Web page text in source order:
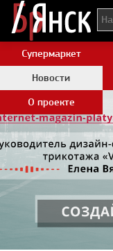
Супермаркет
Новости
О проекте